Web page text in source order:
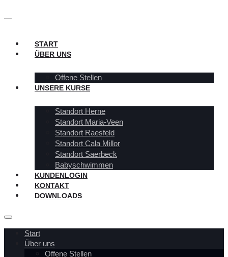
START
ÜBER UNS
Offene Stellen
UNSERE KURSE
Standort Herne
Standort Maria-Veen
Standort Raesfeld
Standort Cala Millor
Standort Saerbeck
Babyschwimmen
KUNDENLOGIN
KONTAKT
DOWNLOADS
Start
Über uns
Offene Stellen